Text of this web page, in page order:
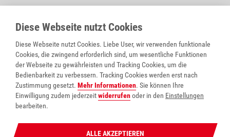
wohnpartner
Diese Webseite nutzt Cookies
Diese Webseite nutzt Cookies. Liebe User, wir verwenden funktionale
Cookies, die zwingend erforderlich sind, um wesentliche Funktionen
der Webseite zu gewährleisten und Tracking Cookies, um die
Bedienbarkeit zu verbessern. Tracking Cookies werden erst nach
Zustimmung gesetzt. Mehr Informationen. Sie können Ihre
Einwilligung zudem jederzeitwiderrufenoder in den Einstellungen
bearbeiten.
ALLE AKZEPTIEREN